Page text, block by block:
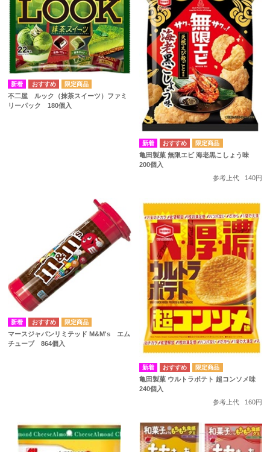
不二屋 ルック（抹茶スイーツ）ファミ
リーパック 180個入
亀田製菓 無限エビ 海老黒こしょう味
200個入
参考上代
140円
マースジャパンリミテッド M&M's エム
チューブ 864個入
亀田製菓 ウルトラポテト 超コンソメ味
240個入
参考上代
160円